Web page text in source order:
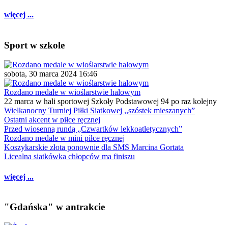
więcej ...
Sport w szkole
sobota, 30 marca 2024 16:46
Rozdano medale w wioślarstwie halowym
22 marca w hali sportowej Szkoły Podstawowej 94 po raz kolejny
Wielkanocny Turniej Piłki Siatkowej ,,szóstek mieszanych”
Ostatni akcent w piłce ręcznej
Przed wiosenną rundą „Czwartków lekkoatletycznych”
Rozdano medale w mini piłce ręcznej
Koszykarskie złota ponownie dla SMS Marcina Gortata
Licealna siatkówka chłopców ma finiszu
więcej ...
"Gdańska" w antrakcie